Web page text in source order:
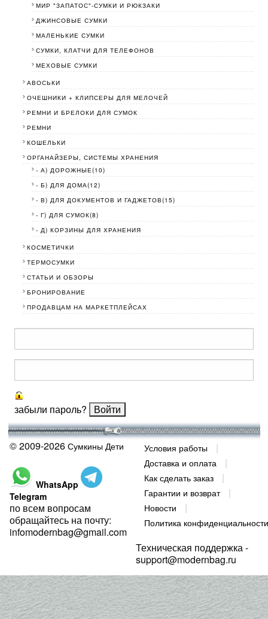
МИР "ЗАПАТОС"-СУМКИ И РЮКЗАКИ
ДЖИНСОВЫЕ СУМКИ
МАЛЕНЬКИЕ СУМКИ
СУМКИ, КЛАТЧИ ДЛЯ ТЕЛЕФОНОВ
МЕХОВЫЕ СУМКИ
АВОСЬКИ
ОЧЕШНИКИ + КЛИПСЕРЫ ДЛЯ МЕЛОЧЕЙ
РЕМНИ И БРЕЛОКИ ДЛЯ СУМОК
РЕМНИ
КОШЕЛЬКИ
ОРГАНАЙЗЕРЫ, СИСТЕМЫ ХРАНЕНИЯ
- А) ДОРОЖНЫЕ(10)
- Б) ДЛЯ ДОМА(12)
- В) ДЛЯ ДОКУМЕНТОВ И ГАДЖЕТОВ(15)
- Г) ДЛЯ СУМОК(8)
- Д) КОРЗИНЫ ДЛЯ ХРАНЕНИЯ
КОСМЕТИЧКИ
ТЕРМОСУМКИ
СТАТЬИ И ОБЗОРЫ
БРОНИРОВАНИЕ
ПРОДАВЦАМ НА МАРКЕТПЛЕЙСАХ
забыли пароль?
© 2009-2026 Сумкины Дети
WhatsApp
Telegram
по всем вопросам
обращайтесь на почту:
infomodernbag@gmail.com
Условия работы
Доставка и оплата
Как сделать заказ
Гарантии и возврат
Новости
Политика конфиденциальности
Техническая поддержка -
support@modernbag.ru